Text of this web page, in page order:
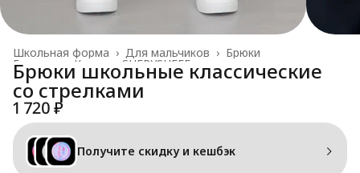
Брюки
Для мальчиков ›
Школьная форма ›
Каталог SHERYSHEFF
Главная
Брюки школьные классические
со стрелками
1 720 ₽
Получите скидку и кешбэк